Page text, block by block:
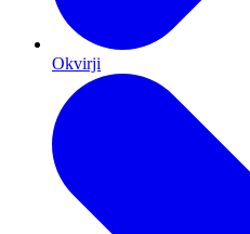
Okvirji